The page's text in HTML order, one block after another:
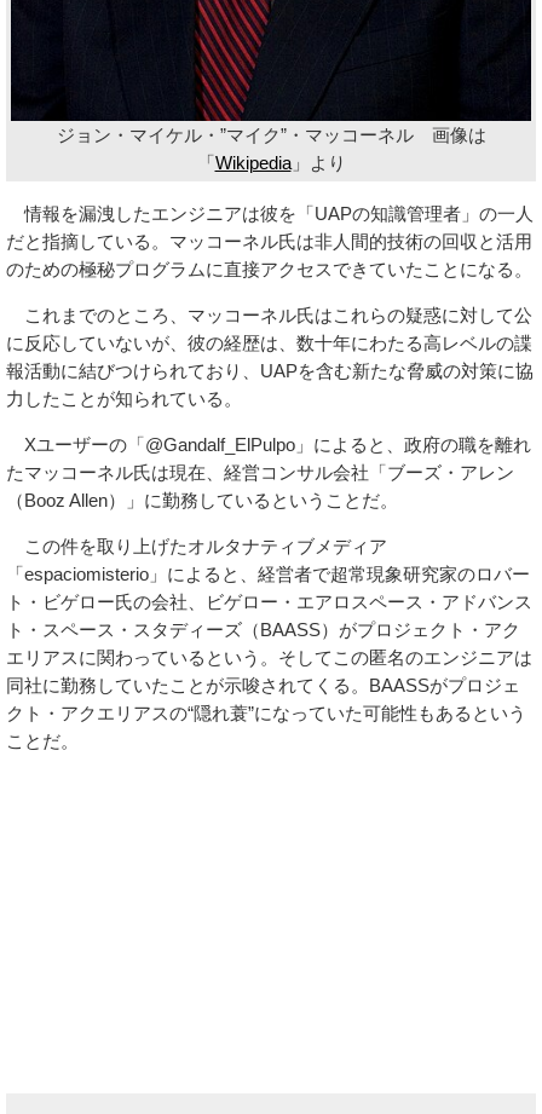
ジョン・マイケル・”マイク”・マッコーネル 画像は
「Wikipedia」より
情報を漏洩したエンジニアは彼を「UAPの知識管理者」の一人
だと指摘している。マッコーネル氏は非人間的技術の回収と活用
のための極秘プログラムに直接アクセスできていたことになる。
これまでのところ、マッコーネル氏はこれらの疑惑に対して公
に反応していないが、彼の経歴は、数十年にわたる高レベルの諜
報活動に結びつけられており、UAPを含む新たな脅威の対策に協
力したことが知られている。
Xユーザーの「@Gandalf_ElPulpo」によると、政府の職を離れ
たマッコーネル氏は現在、経営コンサル会社「ブーズ・アレン
（Booz Allen）」に勤務しているということだ。
この件を取り上げたオルタナティブメディア
「espaciomisterio」によると、経営者で超常現象研究家のロバー
ト・ビゲロー氏の会社、ビゲロー・エアロスペース・アドバンス
ト・スペース・スタディーズ（BAASS）がプロジェクト・アク
エリアスに関わっているという。そしてこの匿名のエンジニアは
同社に勤務していたことが示唆されてくる。BAASSがプロジェ
クト・アクエリアスの“隠れ蓑”になっていた可能性もあるという
ことだ。